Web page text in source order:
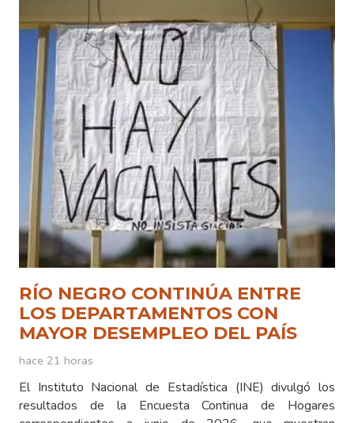
RÍO NEGRO CONTINÚA ENTRE
LOS DEPARTAMENTOS CON
MAYOR DESEMPLEO DEL PAÍS
hace 21 horas
El Instituto Nacional de Estadística (INE) divulgó los
resultados de la Encuesta Continua de Hogares